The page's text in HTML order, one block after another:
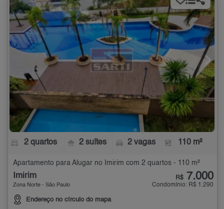
2 quartos 2 suítes 2 vagas 110 m²
Apartamento para Alugar no Imirim com 2 quartos - 110 m²
Imirim
Zona Norte - São Paulo
Endereço no círculo do mapa
R$ 7.000
Condomínio: R$ 1.290